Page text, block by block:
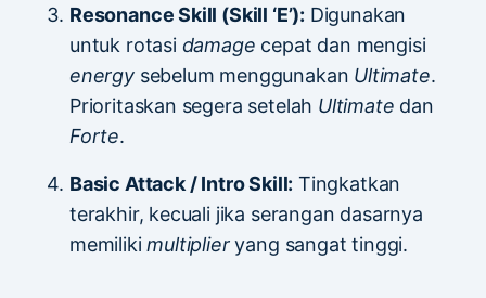
Resonance Skill (Skill ‘E’): Digunakan
untuk rotasi damage cepat dan mengisi
energysebelum menggunakan Ultimate.
Prioritaskan segera setelah Ultimate dan
Forte.
Basic Attack / Intro Skill: Tingkatkan
terakhir, kecuali jika serangan dasarnya
memilikimultiplieryang sangat tinggi.